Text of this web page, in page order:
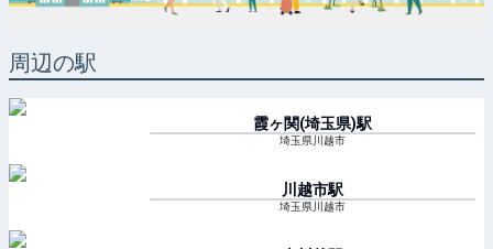
周辺の駅
霞ヶ関(埼玉県)駅
埼玉県川越市
川越市駅
埼玉県川越市